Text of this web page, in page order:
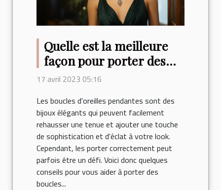
Quelle est la meilleure
façon pour porter des
boucles d’oreilles
17 avril 2023 05:16
Les boucles d'oreilles pendantes sont des
bijoux élégants qui peuvent facilement
rehausser une tenue et ajouter une touche
de sophistication et d'éclat à votre look.
Cependant, les porter correctement peut
parfois être un défi. Voici donc quelques
conseils pour vous aider à porter des
boucles...